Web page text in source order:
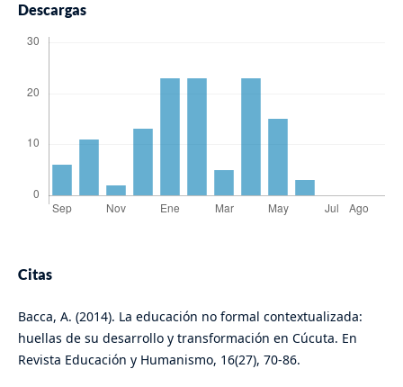
Descargas
Citas
Bacca, A. (2014). La educación no formal contextualizada:
huellas de su desarrollo y transformación en Cúcuta. En
Revista Educación y Humanismo, 16(27), 70-86.